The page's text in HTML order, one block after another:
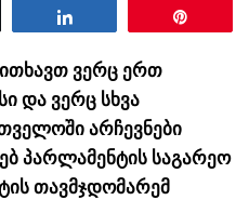
ვერც ერთ
და ვერც სხვა
არჩევნები
პარლამენტის საგარეო
თავმჯდომარემ